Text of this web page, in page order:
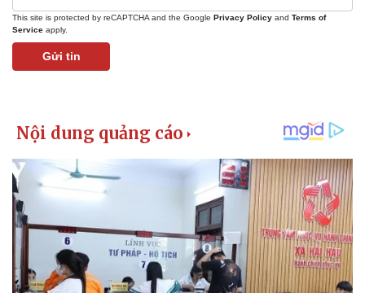
This site is protected by reCAPTCHA and the Google Privacy Policy and Terms of
Service apply.
Gửi tin